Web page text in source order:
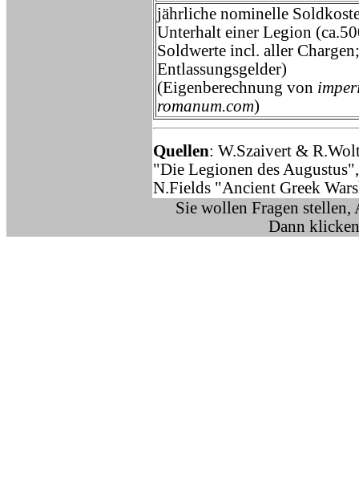
jährliche nominelle
Unterhalt einer Legion
Soldwerte incl. aller
Entlassungsgelder)
(Eigenberechnung von
romanum.com)
Quellen: W.Szaivert &
"Die Legionen des
N.Fields "Ancient Greek
Sie wollen Fragen stellen,
Dann